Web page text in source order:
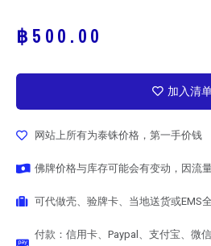
฿ 500.00
加入清
网站上所有为泰铢价格，第一手价钱
佛牌价格与库存可能会有变动，因流
可代做壳、验牌卡、当地送货或EMS
付款：信用卡、Paypal、支付宝、微